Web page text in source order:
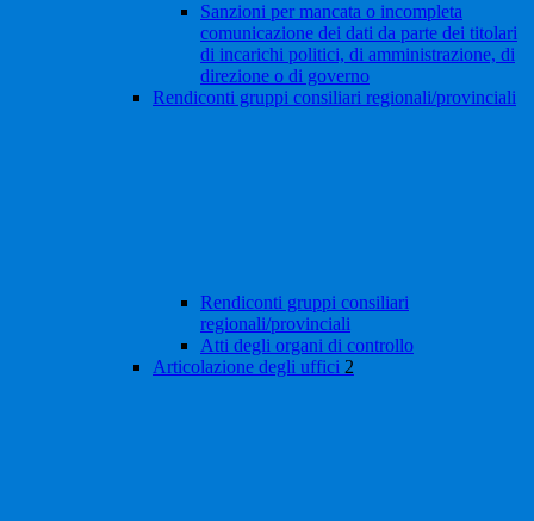
Sanzioni per mancata o incompleta
comunicazione dei dati da parte dei titolari
di incarichi politici, di amministrazione, di
direzione o di governo
Rendiconti gruppi consiliari regionali/provinciali
Rendiconti gruppi consiliari
regionali/provinciali
Atti degli organi di controllo
Articolazione degli uffici 2